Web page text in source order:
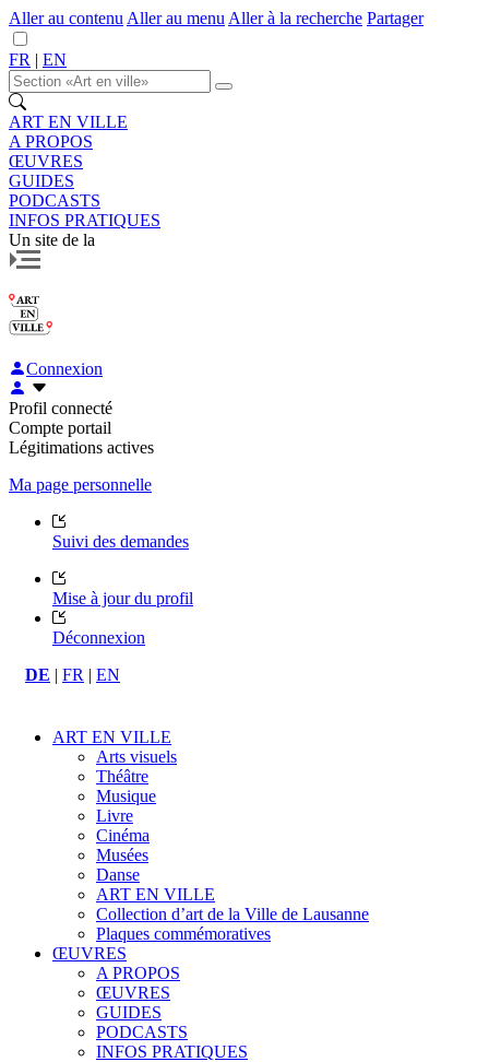
Aller au contenu Aller au menu Aller à la recherche Partager
FR | EN
ART EN VILLE
A PROPOS
ŒUVRES
GUIDES
PODCASTS
INFOS PRATIQUES
Un site de la
Connexion
Profil connecté
Compte portail
Légitimations actives
Ma page personnelle
Suivi des demandes
Mise à jour du profil
Déconnexion
DE | FR | EN
ART EN VILLE
Arts visuels
Théâtre
Musique
Livre
Cinéma
Musées
Danse
ART EN VILLE
Collection d’art de la Ville de Lausanne
Plaques commémoratives
ŒUVRES
A PROPOS
ŒUVRES
GUIDES
PODCASTS
INFOS PRATIQUES